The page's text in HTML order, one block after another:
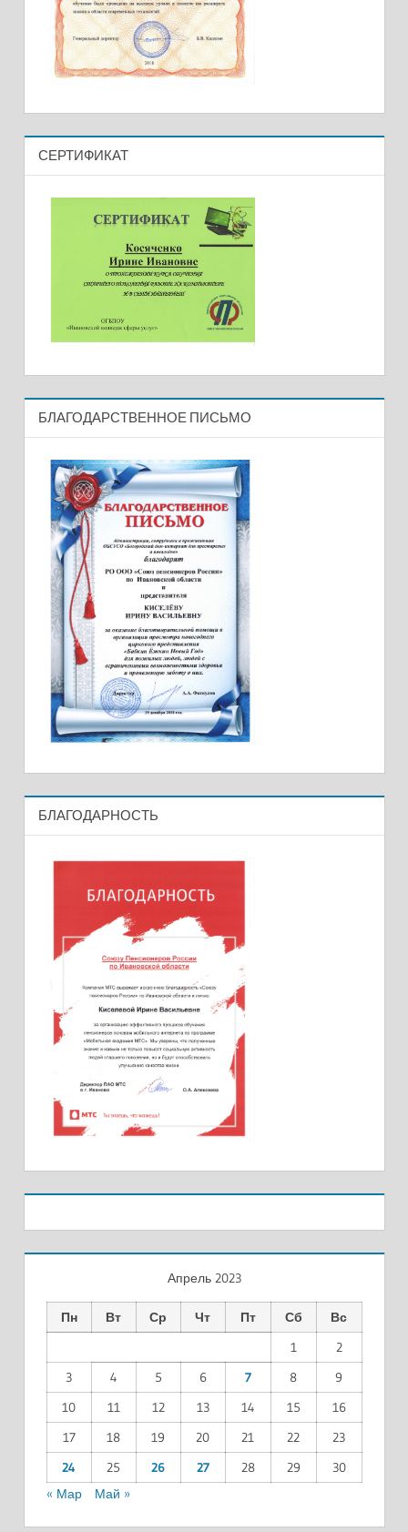
СЕРТИФИКАТ
БЛАГОДАРСТВЕННОЕ ПИСЬМО
БЛАГОДАРНОСТЬ
Апрель 2023
Пн Вт Ср Чт Пт Сб
Вс
1
2
3
4 5 6 7 8
9
10
11 12 13 14 15
16
17
18 19 20 21 22
23
24
25 26 27 28 29
30
« Мар
Май »